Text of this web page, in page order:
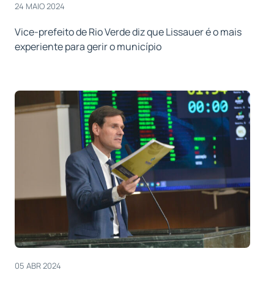
24 MAIO 2024
Vice-prefeito de Rio Verde diz que Lissauer é o mais
experiente para gerir o município
05 ABR 2024